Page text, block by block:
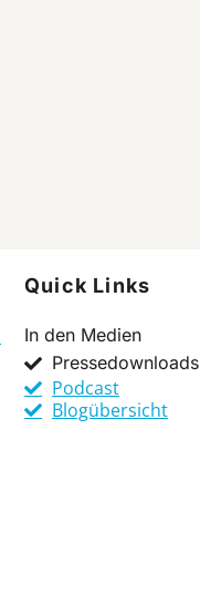
Quick Links
In den Medien
Pressedownloads
Podcast
Blogübersicht